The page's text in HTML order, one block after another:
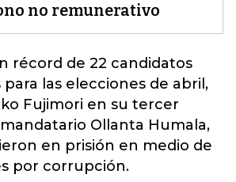
no remunerativo
récord de 22 candidatos
para las elecciones de abril,
Fujimori en su tercer
Ollanta Humala,
en prisión en medio de
por corrupción.